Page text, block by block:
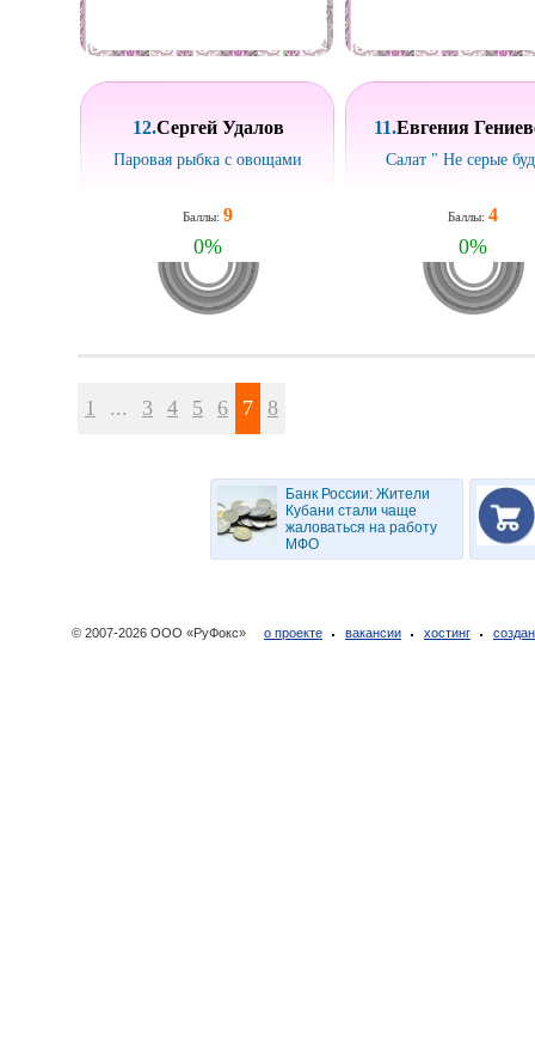
12.Сергей Удалов
Паровая рыбка с овощами
Баллы: 9
0%
11.Евгения
Салат " Не серые
Баллы: 4
0%
1 ... 3 4 5 6 7 8
Банк России: Жители
Кубани стали чаще
жаловаться на работу
МФО
© 2007-2026 ООО «РуФокс» о проекте вакансии хостинг